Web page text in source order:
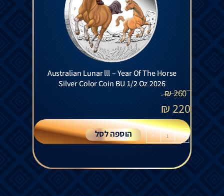
Australian Lunar lll – Year Of The Horse
Silver Color Coin BU 1/2 Oz 2026
260
₪
220
₪
-
+ הוספה לסל